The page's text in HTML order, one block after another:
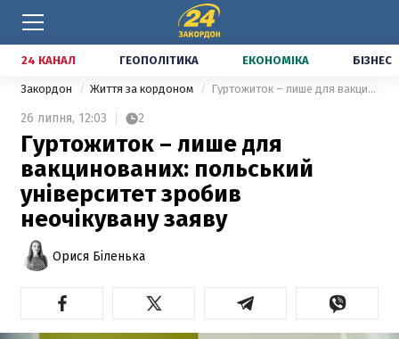
24 КАНАЛ ГЕОПОЛІТИКА ЕКОНОМІКА БІЗНЕС
Закордон Життя за кордоном Гуртожиток – лише для вакцинованих: польський університет зробив неочікувану заяву
26 липня, 12:03 2
Гуртожиток – лише для
вакцинованих: польський
університет зробив
неочікувану заяву
Орися Біленька